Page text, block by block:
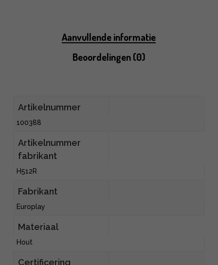
Aanvullende informatie
Beoordelingen (0)
Artikelnummer
100388
Artikelnummer
fabrikant
H512R
Fabrikant
Europlay
Materiaal
Hout
Certificering